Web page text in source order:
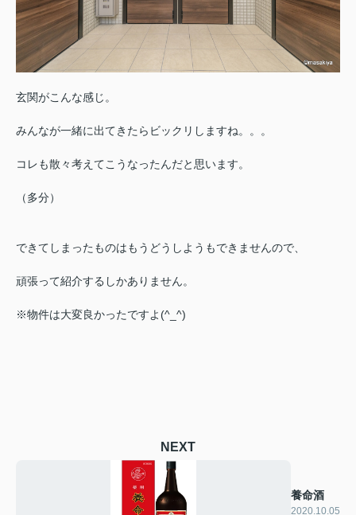
玄関がこんな感じ。
みんなが一緒に出てきたらビックリしますね。。。
コレも散々考えてこうなったんだと思います。
（多分）
できてしまったものはもうどうしようもできませんので、
頑張って紹介するしかありません。
※物件は大変良かったですよ(^_^)
NEXT
養命酒
2020.10.05